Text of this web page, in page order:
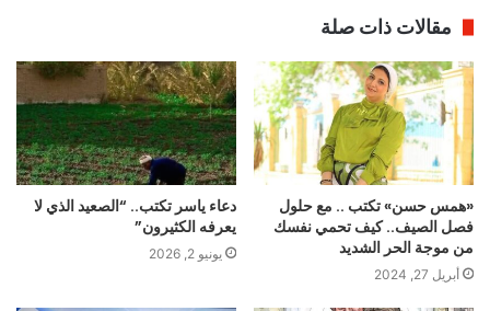
مقالات ذات صلة
«همس حسن» تكتب .. مع حلول
فصل الصيف.. كيف تحمي نفسك
من موجة الحر الشديد
أبريل 27, 2024
دعاء ياسر تكتب.. “الصعيد الذي لا
يعرفه الكثيرون”
يونيو 2, 2026